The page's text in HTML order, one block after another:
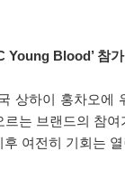
Young Blood’ 참
상하이 홍차오
는 브랜드의 참
여전히 기회는